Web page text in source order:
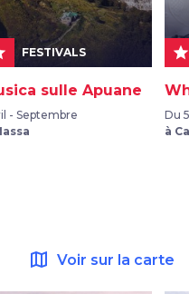
FESTIVALS
sulle Apuane
- Septembre
Du
à
map Voir sur la carte